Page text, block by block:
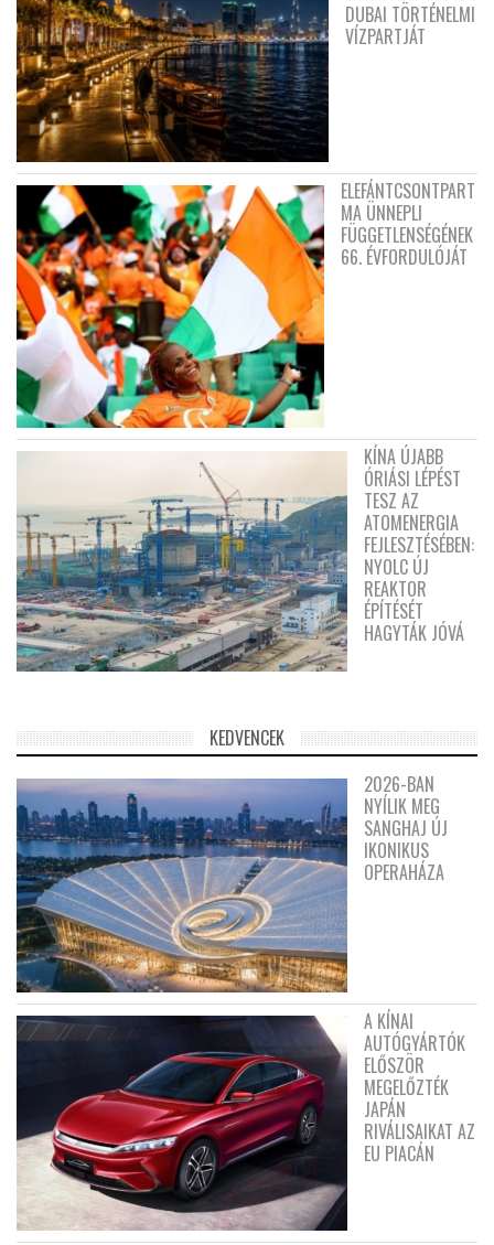
DUBAI TÖRTÉNELMI
VÍZPARTJÁT
ELEFÁNTCSONTPART
MA ÜNNEPLI
FÜGGETLENSÉGÉNEK
66. ÉVFORDULÓJÁT
KÍNA ÚJABB
ÓRIÁSI LÉPÉST
TESZ AZ
ATOMENERGIA
FEJLESZTÉSÉBEN:
NYOLC ÚJ
REAKTOR
ÉPÍTÉSÉT
HAGYTÁK JÓVÁ
KEDVENCEK
2026-BAN
NYÍLIK MEG
SANGHAJ ÚJ
IKONIKUS
OPERAHÁZA
A KÍNAI
AUTÓGYÁRTÓK
ELŐSZÖR
MEGELŐZTÉK
JAPÁN
RIVÁLISAIKAT AZ
EU PIACÁN